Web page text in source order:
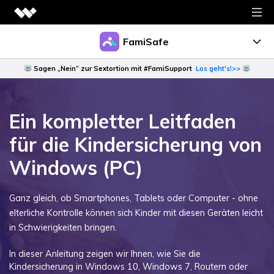
Videokreativität
Filmora
UniConverter
High-Speed-Medienkonvertierung.
DemoCreator
Anireel
Animierte Erklärvideo-Macher.
Videoeffekte, Musik und mehr.
Diagramme & Grafiken
EdrawMax
Einfache Diagrammerstellung.
EdrawMind
EdrawProj
Gantt-Diagramm-Werkzeug.
Alle Produkte anzeigen
Produkte zu PDF Lösungen
PDFelement
PDF-Erstellung und -Bearbeitung.
Document Cloud
Alle Produkte anzeigen
Entdecken
Dienstprogramme
Produkte zu Dienstprogrammen
Recoverit
Verlorene Datenwiederherstellung.
Dr.Fone
Mobile Geräteverwaltung.
FamiSafe
MobileTrans
Support
FamiSafe
Familie
Download
Warum FamiSafe für Schule
Anleitung
Download
Preise
Ressource
Themen
Mehr >
Lernen
Mehr >
Community
Campaigns
Reviews
Anmelden Jetzt Testen
Sagen „Nein“ zur Sextortion mit #FamiSupport Los geht's!>>
Ein kompletter Leitfaden
für die Kindersicherung von
Windows (PC)
Ganz gleich, ob Smartphones, Tablets oder Computer - ohne
elterliche Kontrolle können sich Kinder mit diesen Geräten leicht
in Schwierigkeiten bringen.
In dieser Anleitung zeigen wir Ihnen, wie Sie die
Kindersicherung in Windows 10, Windows 7, Routern oder